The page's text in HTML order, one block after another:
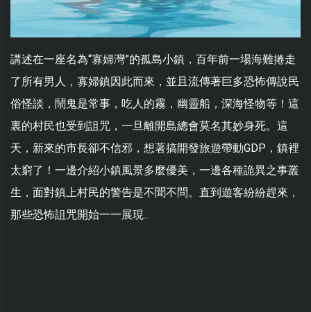
講述在一座名為“寡婦灣”的孤島小鎮，百年前一場海難捲走
了所有男人，寡婦鎮因此而來，並且流傳著巨多恐怖傳說民
俗怪談，鬧鬼是常事，吃人的霧，幽靈船，深海怪物等！這
裏的村民也受到詛咒，一旦離開島總會莫名其妙身死。這
天，新來的市長卻不信邪，想著搞開發旅遊帶動GDP，鎮裡
太窮了！一邊介紹小鎮風景多麼優美，一邊各種詭異之事叢
生，面對鎮上村民的警告是不聞不問。直到遊客紛紛趕來，
那些恐怖詛咒開始一一展現...